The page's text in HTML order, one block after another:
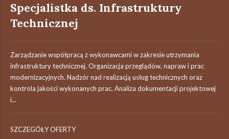
Specjalistka ds. Infrastruktury
Technicznej
Zarządzanie współpracą z wykonawcami w zakresie utrzymania
infrastruktury technicznej. Organizacja przeglądów, napraw i prac
modernizacyjnych. Nadzór nad realizacją usług technicznych oraz
kontrola jakości wykonanych prac. Analiza dokumentacji projektowej
i...
SZCZEGÓŁY OFERTY